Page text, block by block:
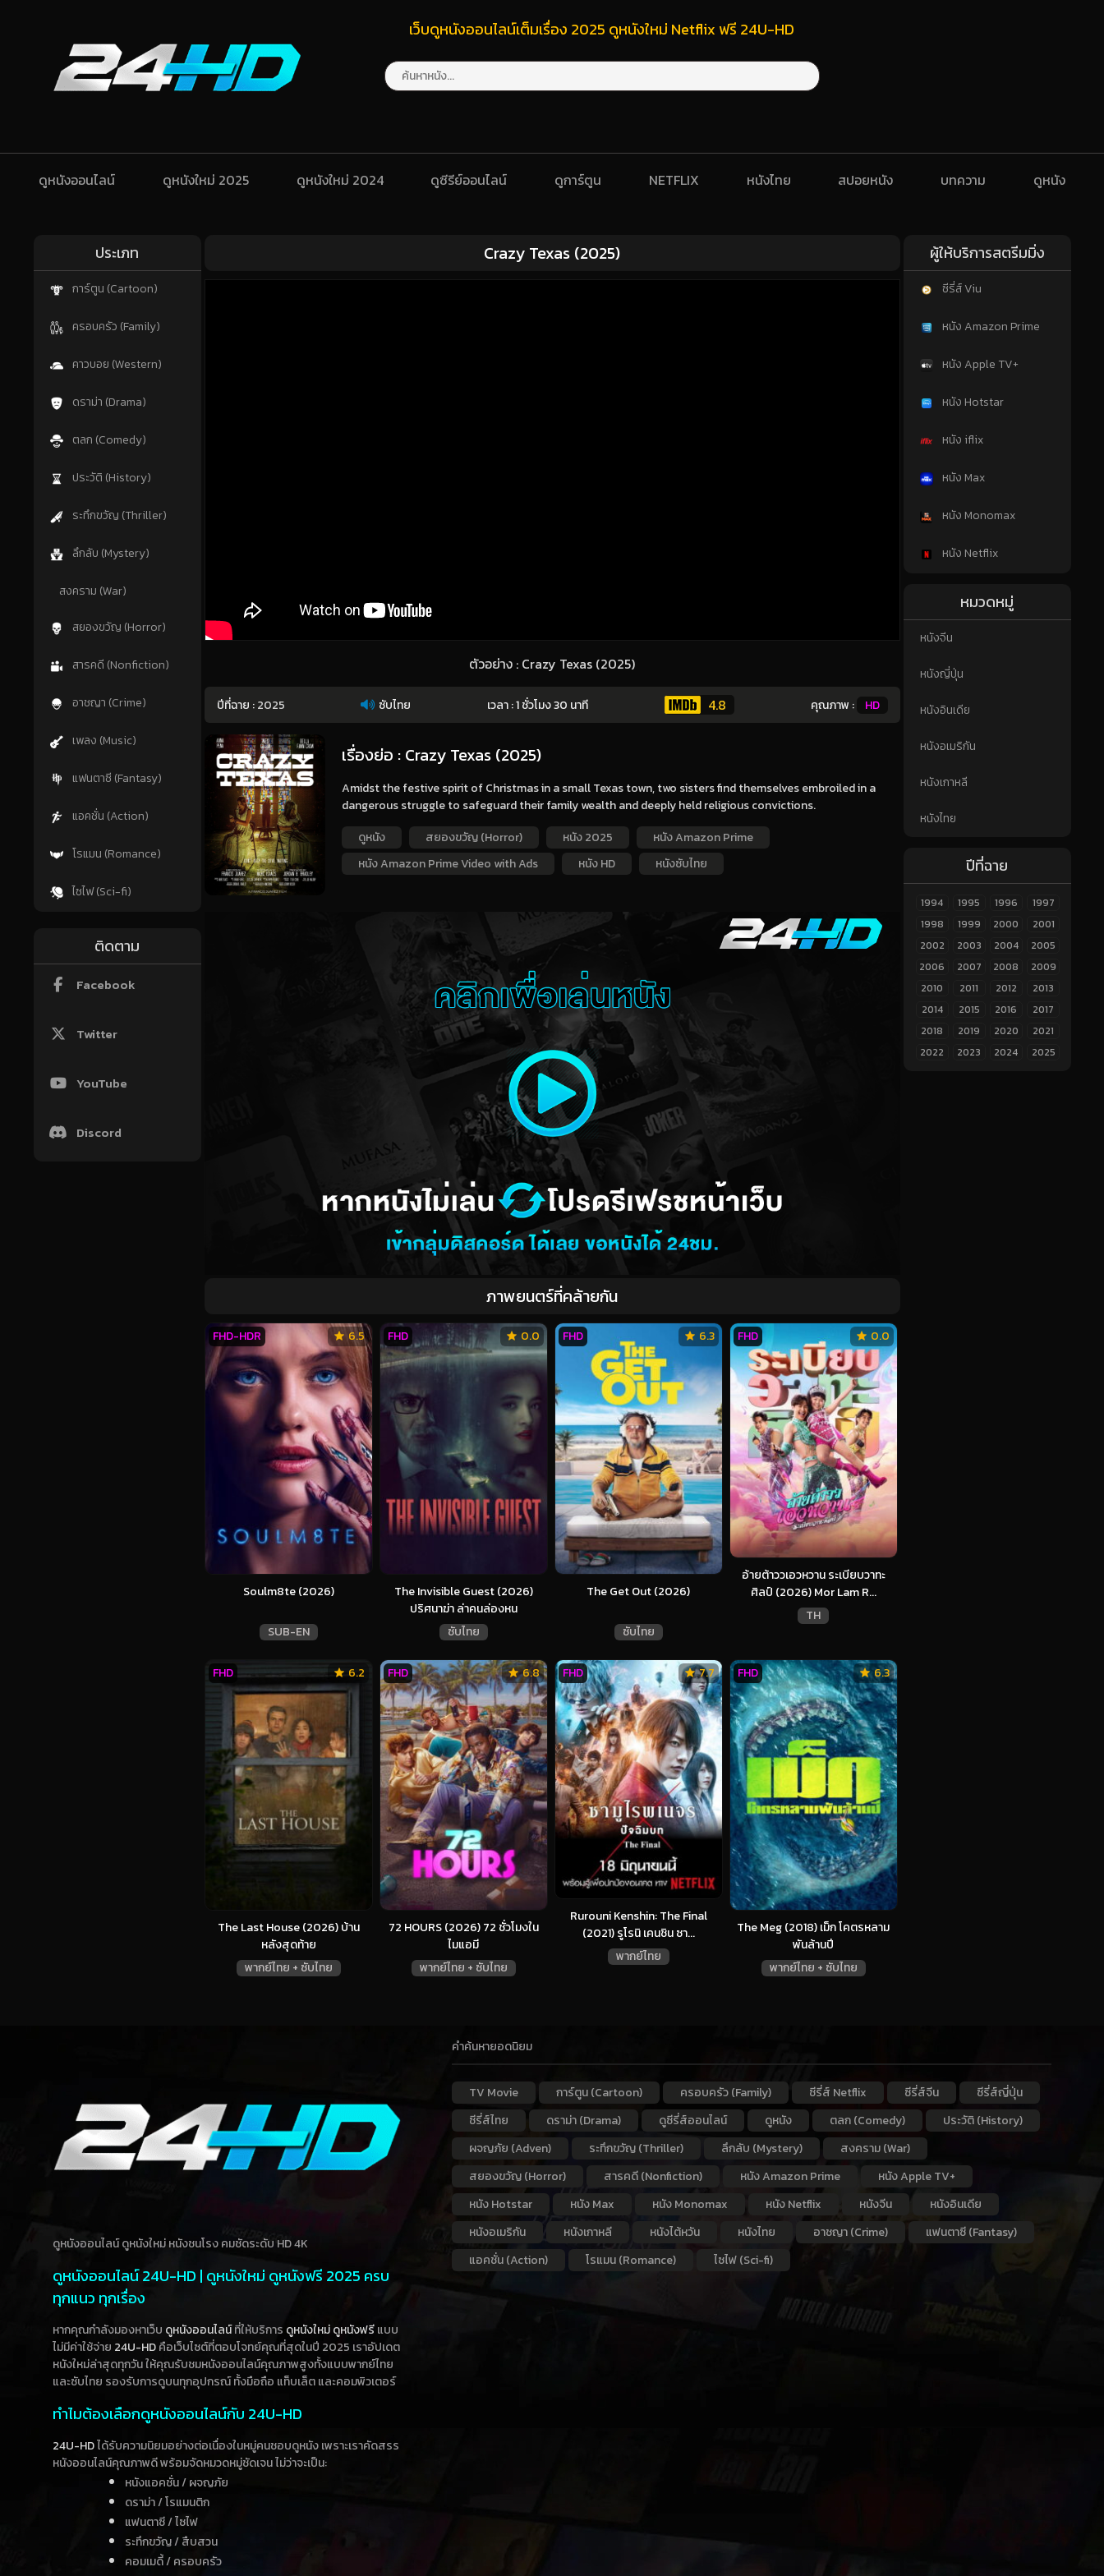
เว็บดูหนังออนไลน์เต็มเรื่อง 2025 ดูหนังใหม่ Netflix ฟรี 24U-HD
ดูหนังออนไลน์ ดูหนังใหม่ 2025 ดูหนังใหม่ 2024 ดูซีรีย์ออนไลน์ ดูการ์ตูน NETFLIX หนังไทย สปอยหนัง บทความ ดูหนัง
ประเภท
การ์ตูน (Cartoon)
ครอบครัว (Family)
คาวบอย (Western)
ดราม่า (Drama)
ตลก (Comedy)
ประวัติ (History)
ระทึกขวัญ (Thriller)
ลึกลับ (Mystery)
สงคราม (War)
สยองขวัญ (Horror)
สารคดี (Nonfiction)
อาชญา (Crime)
เพลง (Music)
แฟนตาซี (Fantasy)
แอคชั่น (Action)
โรแมน (Romance)
ไซไฟ (Sci-fi)
ติดตาม
Facebook
Twitter
YouTube
Discord
Crazy Texas (2025)
ตัวอย่าง : Crazy Texas (2025)
ปีที่ฉาย :2025 ซับไทย เวลา : 1 ชั่วโมง 30 นาที 4.8 คุณภาพ : HD
เรื่องย่อ : Crazy Texas (2025)
Amidst the festive spirit of Christmas in a small Texas town, two sisters find themselves embroiled in a
dangerous struggle to safeguard their family wealth and deeply held religious convictions.
ดูหนัง
สยองขวัญ (Horror) หนัง 2025
หนัง Amazon Prime
หนัง Amazon Prime Video with Ads
หนัง HD หนังซับไทย
ภาพยนตร์ที่คล้ายกัน
Soulm8te (2026)
SUB-EN
6.5
FHD-HDR
The Invisible Guest (2026)
ปริศนาฆ่า ล่าคนล่องหน
ซับไทย
0.0
FHD
The Get Out (2026)
ซับไทย
6.3
FHD
อ้ายต้าววเอวหวาน ระเบียบวาทะ
ศิลป์ (2026) Mor Lam R...
TH
0.0
FHD
The Last House (2026) บ้าน
หลังสุดท้าย
พากย์ไทย + ซับไทย
6.2
FHD
72 HOURS (2026) 72 ชั่วโมงใน
ไมแอมี
พากย์ไทย + ซับไทย
6.8
FHD
Rurouni Kenshin: The Final
(2021) รูโรนิ เคนชิน ซา...
พากย์ไทย
7.7
FHD
The Meg (2018) เม็ก โคตรหลาม
พันล้านปี
พากย์ไทย + ซับไทย
6.3
FHD
ผู้ให้บริการสตรีมมิ่ง
ซีรี่ส์ Viu
หนัง Amazon Prime
หนัง Apple TV+
หนัง Hotstar
หนัง iflix
หนัง Max
หนัง Monomax
หนัง Netflix
หมวดหมู่
หนังจีน
หนังญี่ปุ่น
หนังอินเดีย
หนังอเมริกัน
หนังเกาหลี
หนังไทย
ปีที่ฉาย
1994 1995 1996
1997
1998
1999 2000
2001
2002
2003 2004
2005
2006
2007 2008
2009
2010
2011 2012
2013
2014
2015 2016
2017
2018
2019 2020
2021
2022
2023 2024 2025
ดูหนังออนไลน์ ดูหนังใหม่ หนังชนโรง คมชัดระดับ HD 4K
ดูหนังออนไลน์ 24U-HD | ดูหนังใหม่ ดูหนังฟรี 2025 ครบ
ทุกแนว ทุกเรื่อง
หากคุณกำลังมองหาเว็บ ดูหนังออนไลน์ที่ให้บริการ ดูหนังใหม่ดูหนังฟรีแบบ
ไม่มีค่าใช้จ่าย 24U-HDคือเว็บไซต์ที่ตอบโจทย์คุณที่สุดในปี 2025 เราอัปเดต
หนังใหม่ล่าสุดทุกวัน ให้คุณรับชมหนังออนไลน์คุณภาพสูงทั้งแบบพากย์ไทย
และซับไทย รองรับการดูบนทุกอุปกรณ์ ทั้งมือถือ แท็บเล็ต และคอมพิวเตอร์
ทำไมต้องเลือกดูหนังออนไลน์กับ 24U-HD
24U-HDได้รับความนิยมอย่างต่อเนื่องในหมู่คนชอบดูหนัง เพราะเราคัดสรร
หนังออนไลน์คุณภาพดี พร้อมจัดหมวดหมู่ชัดเจน ไม่ว่าจะเป็น:
หนังแอคชั่น / ผจญภัย
ดราม่า / โรแมนติก
แฟนตาซี / ไซไฟ
ระทึกขวัญ / สืบสวน
คอมเมดี้ / ครอบครัว
คำค้นหายอดนิยม
TV Movie การ์ตูน (Cartoon) ครอบครัว (Family) ซีรี่ส์ Netflix ซีรี่ส์จีน
ซีรี่ส์ญี่ปุ่น
ซีรี่ส์ไทย
ดราม่า (Drama) ดูซีรี่ส์ออนไลน์ ดูหนัง ตลก (Comedy)
ประวัติ (History)
ผจญภัย (Adven)
ระทึกขวัญ (Thriller) ลึกลับ (Mystery)
สงคราม (War)
สยองขวัญ (Horror)
สารคดี (Nonfiction) หนัง Amazon Prime
หนัง Apple TV+
หนัง Hotstar
หนัง Max หนัง Monomax หนัง Netflix หนังจีน
หนังอินเดีย
หนังอเมริกัน
หนังเกาหลี หนังไต้หวัน หนังไทย อาชญา (Crime)
แฟนตาซี (Fantasy)
แอคชั่น (Action)
โรแมน (Romance) ไซไฟ (Sci-fi)